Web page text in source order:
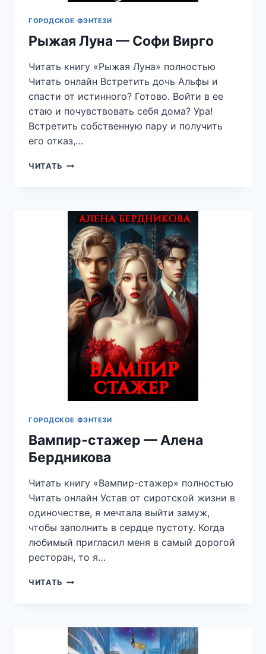
ГОРОДСКОЕ ФЭНТЕЗИ
Рыжая Луна — Софи Вирго
Читать книгу «Рыжая Луна» полностью
Читать онлайн Встретить дочь Альфы и
спасти от истинного? Готово. Войти в ее
стаю и почувствовать себя дома? Ура!
Встретить собственную пару и получить
его отказ,…
ЧИТАТЬ РЫЖАЯ
ВИРГО
ГОРОДСКОЕ ФЭНТЕЗИ
Вампир-стажер — Алена
Бердникова
Читать книгу «Вампир-стажер» полностью
Читать онлайн Устав от сиротской жизни в
одиночестве, я мечтала выйти замуж,
чтобы заполнить в сердце пустоту. Когда
любимый пригласил меня в самый дорогой
ресторан, то я…
ЧИТАТЬ ВАМПИР-
БЕРДНИКОВА